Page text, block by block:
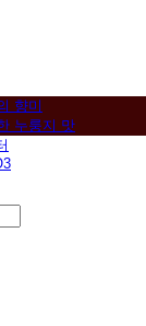
향미
누룽지 맛